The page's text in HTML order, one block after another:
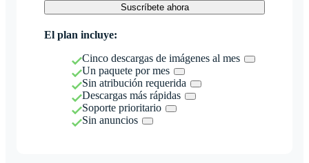
Suscríbete ahora
El plan incluye:
Cinco descargas de imágenes al mes
Un paquete por mes
Sin atribución requerida
Descargas más rápidas
Soporte prioritario
Sin anuncios